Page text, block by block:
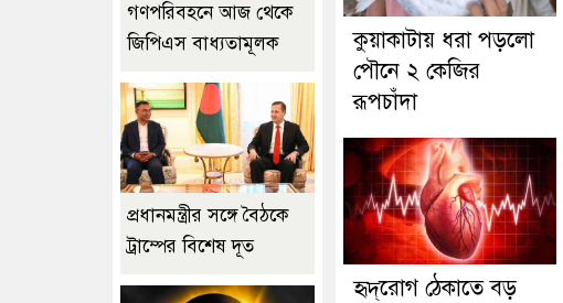
কুয়াকাটায় ধরা পড়লো
পৌনে ২ কেজির
রূপচাঁদা
হৃদ্‌রোগ ঠেকাতে বড়
গণপরিবহনে আজ থেকে
জিপিএস বাধ্যতামূলক
প্রধানমন্ত্রীর সঙ্গে বৈঠকে
ট্রাম্পের বিশেষ দূত